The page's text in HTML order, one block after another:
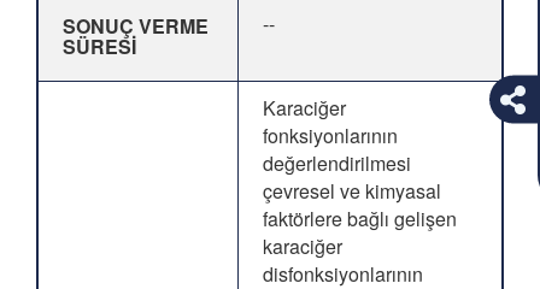
SONUÇ VERME
SÜRESİ
--
Karaciğer
fonksiyonlarının
değerlendirilmesi
çevresel ve kimyasal
faktörlere bağlı gelişen
karaciğer
disfonksiyonlarının